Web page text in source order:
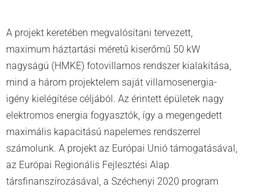
A projekt keretében megvalósítani tervezett,
maximum háztartási méretű kiserőmű 50 kW
nagyságú (HMKE) fotovillamos rendszer kialakítása,
mind a három projektelem saját villamosenergia-
igény kielégítése céljából. Az érintett épületek nagy
elektromos energia fogyasztók, így a megengedett
maximális kapacitású napelemes rendszerrel
számolunk. A projekt az Európai Unió támogatásával,
az Európai Regionális Fejlesztési Alap
társfinanszírozásával, a Széchenyi 2020 program